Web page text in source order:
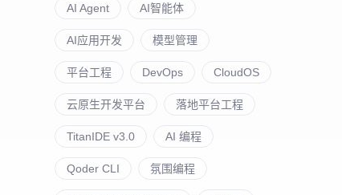
AI Agent AI智能体
AI应用开发 模型管理
平台工程 DevOps CloudOS
云原生开发平台 落地平台工程
TitanIDE v3.0 AI 编程
Qoder CLI 氛围编程